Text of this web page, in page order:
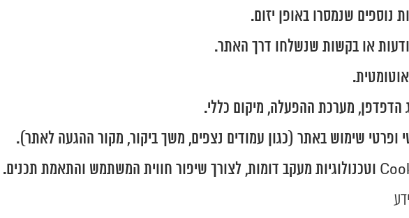
נוספים שנמסרו באופן יזום.
או בקשות שנשלחו דרך האתר.
ופרטי שימוש באתר (כגון עמודים נצפים, משך ביקור, מקור ההגעה לאתר).